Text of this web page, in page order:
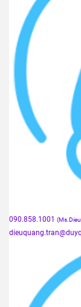
090.858.1001